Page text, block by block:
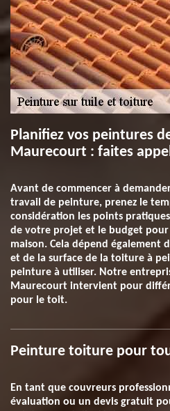
Planifiez vos peintures
Maurecourt : faites
Avant de commencer à
travail de peinture, prenez le
considération les points
de votre projet et le budget
maison. Cela dépend également
et de la surface de la toiture à
peinture à utiliser. Notre
Maurecourt intervient pour
pour le toit.
Peinture toiture pour
En tant que couvreurs
évaluation ou un devis gratuit